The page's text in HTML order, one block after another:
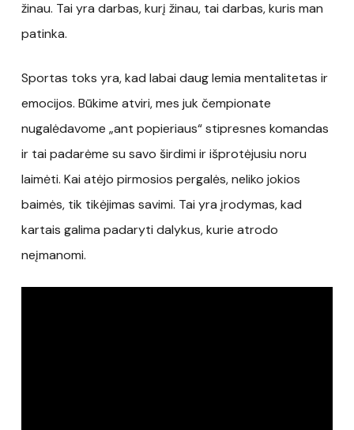
žinau. Tai yra darbas, kurį žinau, tai darbas, kuris man
patinka.
Sportas toks yra, kad labai daug lemia mentalitetas ir
emocijos. Būkime atviri, mes juk čempionate
nugalėdavome „ant popieriaus“ stipresnes komandas
ir tai padarėme su savo širdimi ir išprotėjusiu noru
laimėti. Kai atėjo pirmosios pergalės, neliko jokios
baimės, tik tikėjimas savimi. Tai yra įrodymas, kad
kartais galima padaryti dalykus, kurie atrodo
neįmanomi.